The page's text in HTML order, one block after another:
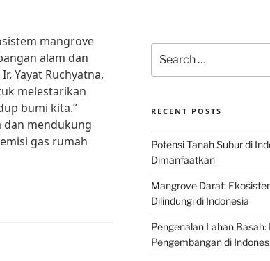
mangrove
alam dan
Yayat Ruchyatna,
melestarikan
bumi kita.”
dan mendukung
gas rumah
for:
RECENT POSTS
Potensi Tanah Subur di
Dimanfaatkan
Mangrove Darat:
Dilindungi di Indonesia
Pengenalan Lahan
Pengembangan di